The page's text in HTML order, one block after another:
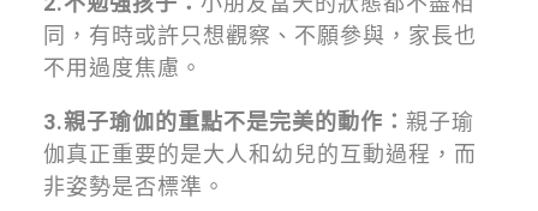
同，有時或許只想觀察、不願參與，家長也
不用過度焦慮。
3.親子瑜伽的重點不是完美的動作： 親子瑜
伽真正重要的是大人和幼兒的互動過程，而
非姿勢是否標準。